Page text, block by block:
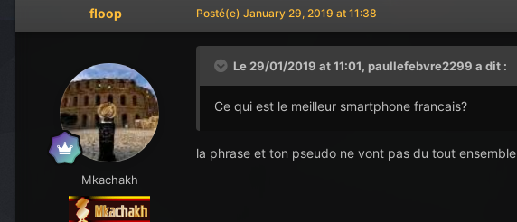
floop
Mkachakh
Posté(e) January 29, 2019 at 11:38
Le 29/01/2019 at 11:01, paullefebvre2299 a dit :
Ce qui est le meilleur smartphone francais?
la phrase et ton pseudo ne vont pas du tout ensemble